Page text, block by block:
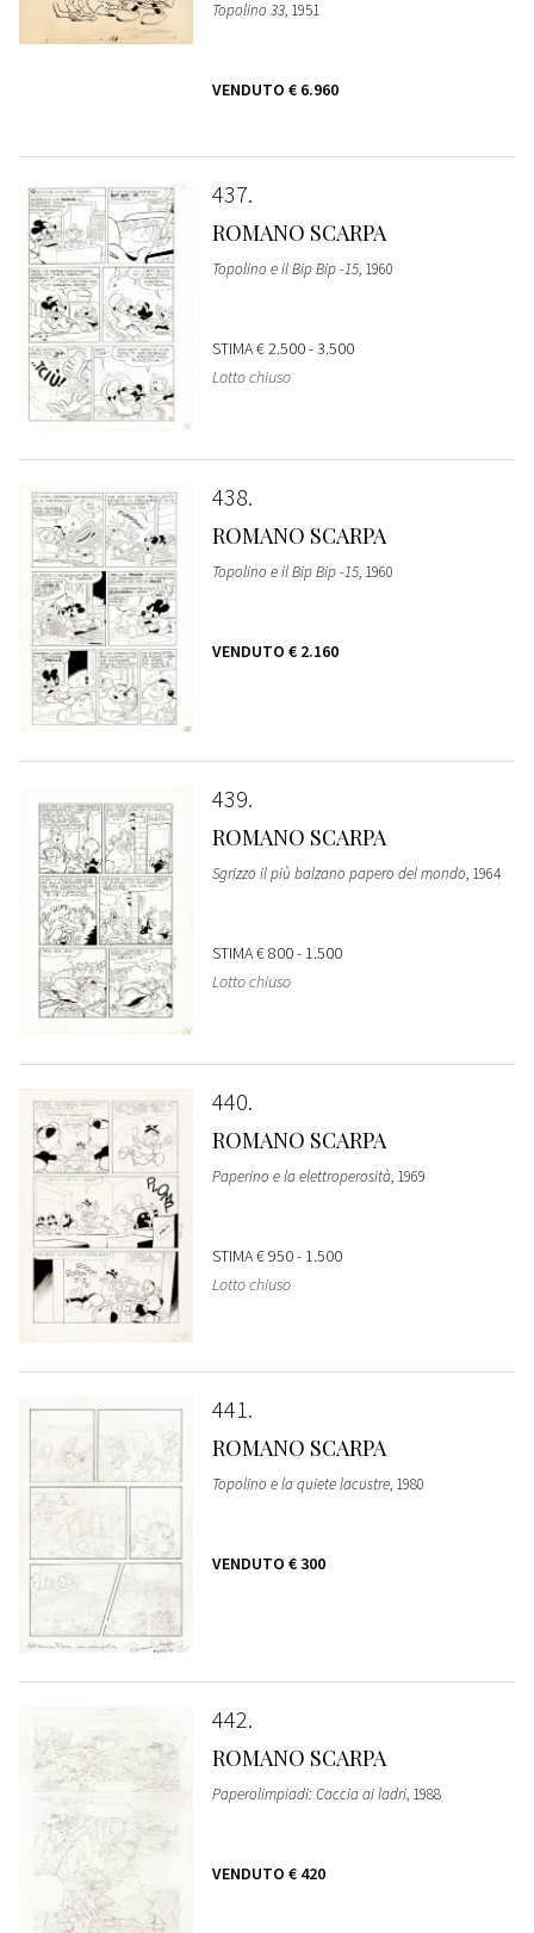
Topolino 33, 1951
VENDUTO € 6.960
437
ROMANO SCARPA
Topolino e il Bip Bip -15, 1960
STIMA€ 2.500 - 3.500
Lotto chiuso
438
ROMANO SCARPA
Topolino e il Bip Bip -15, 1960
VENDUTO € 2.160
439
ROMANO SCARPA
Sgrizzo il più balzano papero del mondo, 1964
STIMA€ 800 - 1.500
Lotto chiuso
440
ROMANO SCARPA
Paperino e la elettroperosità, 1969
STIMA€ 950 - 1.500
Lotto chiuso
441
ROMANO SCARPA
Topolino e la quiete lacustre, 1980
VENDUTO € 300
442
ROMANO SCARPA
Paperolimpiadi: Caccia ai ladri, 1988
VENDUTO € 420